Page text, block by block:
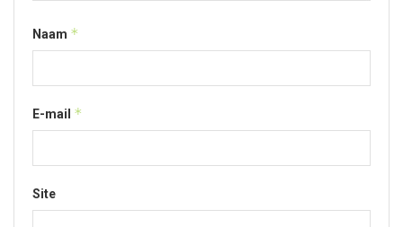
Naam *
E-mail *
Site